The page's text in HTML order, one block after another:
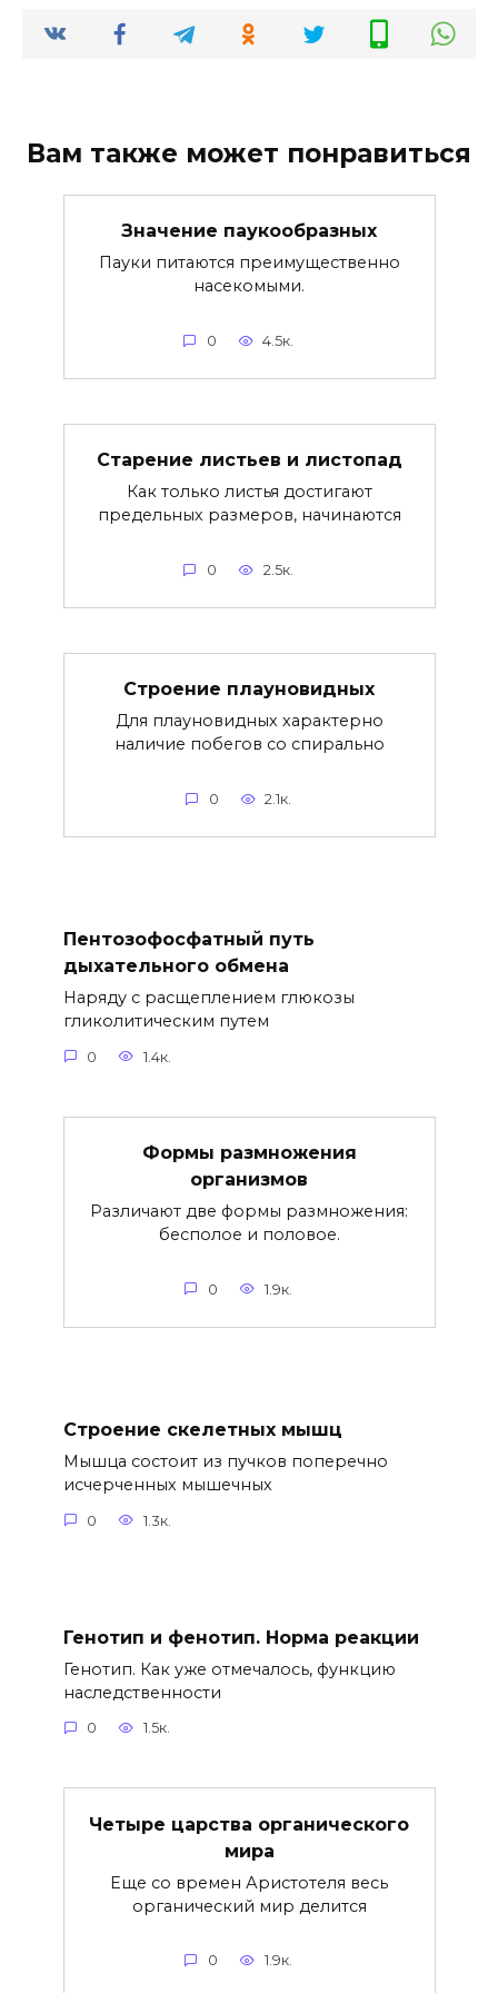
Вам также может понравиться
Значение паукообразных
Пауки питаются преимущественно
насекомыми.
0 4.5к.
Старение листьев и листопад
Как только листья достигают
предельных размеров, начинаются
0 2.5к.
Строение плауновидных
Для плауновидных характерно
наличие побегов со спирально
0 2.1к.
Пентозофосфатный путь
дыхательного обмена
Наряду с расщеплением глюкозы
гликолитическим путем
0 1.4к.
Формы размножения
организмов
Различают две формы размножения:
бесполое и половое.
0 1.9к.
Строение скелетных мышц
Мышца состоит из пучков поперечно
исчерченных мышечных
0 1.3к.
Генотип и фенотип. Норма реакции
Генотип. Как уже отмечалось, функцию
наследственности
0 1.5к.
Четыре царства органического
мира
Еще со времен Аристотеля весь
органический мир делится
0 1.9к.